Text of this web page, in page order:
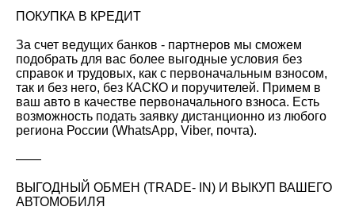
ПОКУПКА В КРЕДИТ
За счет ведущих банков - партнеров мы сможем
подобрать для вас более выгодные условия без
справок и трудовых, как с первоначальным взносом,
так и без него, без КАСКО и поручителей. Примем в
ваш авто в качестве первоначального взноса. Есть
возможность подать заявку дистанционно из любого
региона России (WhatsApp, Viber, почта).
——
ВЫГОДНЫЙ ОБМЕН (TRADE- IN) И ВЫКУП ВАШЕГО
АВТОМОБИЛЯ